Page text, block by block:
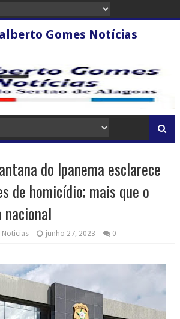
Gomes Notícias
do Ipanema esclarece
de homicídio; mais que o
nacional
Noticias junho 27, 2023 0